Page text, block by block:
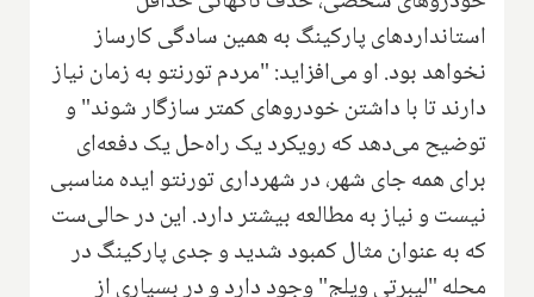
استانداردهای پارکینگ به همین سادگی کارساز
نخواهد بود. او می‌افزاید: "مردم تورنتو به زمان نیاز
دارند تا با داشتن خودروهای کمتر سازگار شوند" و
توضیح می‌دهد که رویکرد یک راه‌حل یک دفعه‌ای
برای همه جای شهر، در شهرداری تورنتو ایده مناسبی
نیست و نیاز به مطالعه بیشتر دارد. این در حالی‌ست
که به عنوان مثال کمبود شدید و جدی پارکینگ در
محله "لیبرتی ویلج" وجود دارد و در بسیاری از